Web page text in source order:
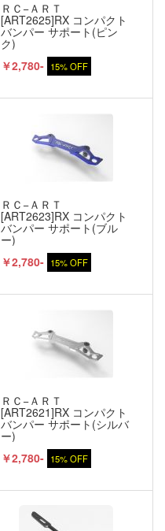
ＲＣ−ＡＲＴ
[ART2625]RX コンパクト
バンパー サポート(ピン
ク)
￥2,780- 15% OFF
ＲＣ−ＡＲＴ
[ART2623]RX コンパクト
バンパー サポート(ブル
ー)
￥2,780- 15% OFF
ＲＣ−ＡＲＴ
[ART2621]RX コンパクト
バンパー サポート(シルバ
ー)
￥2,780- 15% OFF